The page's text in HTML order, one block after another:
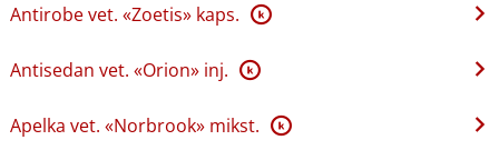
Antirobe vet. «Zoetis» kaps. K
Antisedan vet. «Orion» inj. K
Apelka vet. «Norbrook» mikst. K